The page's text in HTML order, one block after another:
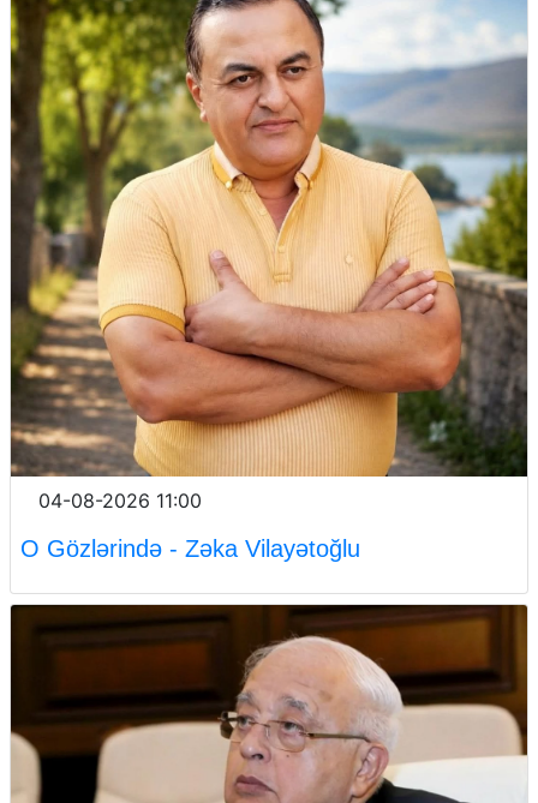
04-08-2026 11:00
O Gözlərində - Zəka Vilayətoğlu